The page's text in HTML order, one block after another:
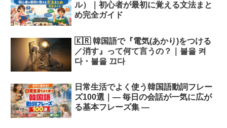
ル）｜初心者が最初に覚える文法まと
め完全ガイド
🇰🇷 韓国語で『電気(あかり)をつける
／消す』って何て言うの？｜불을 켜
다・불을 끄다
日常生活でよく使う韓国語動詞フレー
ズ100選｜― 毎日の会話が一気に広が
る基本フレーズ集 ―